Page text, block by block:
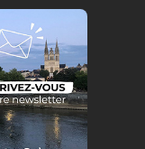
https://radio-g.fr?7488